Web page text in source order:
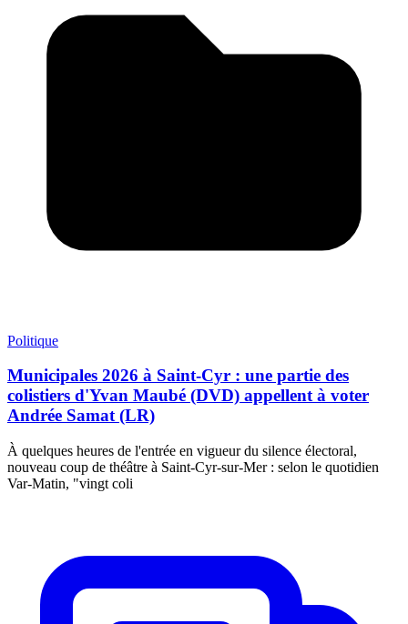
Politique
Municipales 2026 à Saint-Cyr : une partie des
colistiers d'Yvan Maubé (DVD) appellent à voter
Andrée Samat (LR)
À quelques heures de l'entrée en vigueur du silence électoral,
nouveau coup de théâtre à Saint-Cyr-sur-Mer : selon le quotidien
Var-Matin, "vingt coli